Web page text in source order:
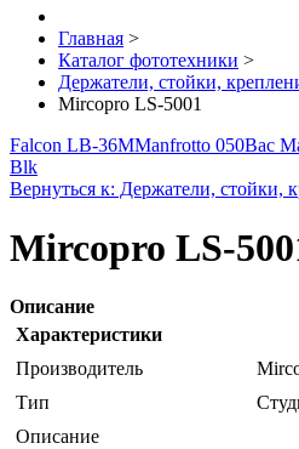
Главная >
Каталог фототехники >
Держатели, стойки,
Mircopro LS-5001
Falcon LB-36MManfrotto 050Bac
Blk
Вернуться к: Держатели, стойки,
Mircopro LS-
Описание
Характеристики
Производитель
Тип
Описание